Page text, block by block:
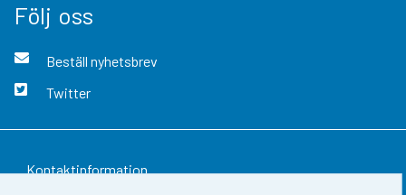
Följ oss
Beställ nyhetsbrev
Twitter
Kontaktinformation